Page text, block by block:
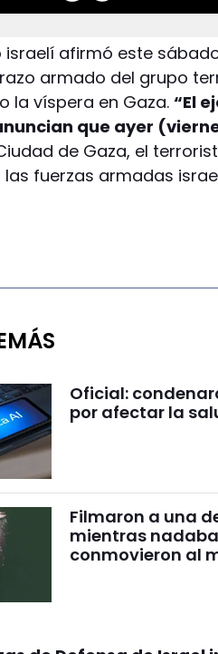
israelí afirmó este
armado del grupo
la víspera en Gaza.“El
que ayer
de Gaza, el
fuerzas armadas
Oficial:
por afectar la
Filmaron a una
mientras
conmovieron al